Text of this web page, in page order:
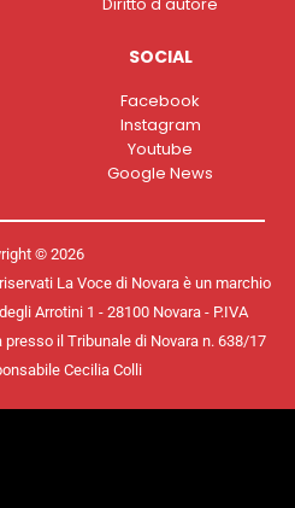
Diritto d'autore
SOCIAL
Facebook
Instagram
Youtube
Google News
© 2026
La Voce di Novara è un marchio
Arrotini 1 - 28100 Novara - P.IVA
il Tribunale di Novara n. 638/17
Cecilia Colli